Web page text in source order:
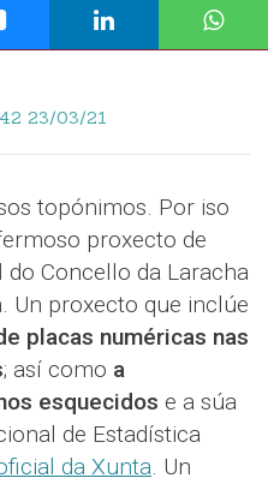
23/03/21
topónimos. Por iso
proxecto de
Concello da Laracha
Un proxecto que inclúe
placas numéricas nas
; así como a
esquecidos e a súa
de Estadística
da Xunta. Un